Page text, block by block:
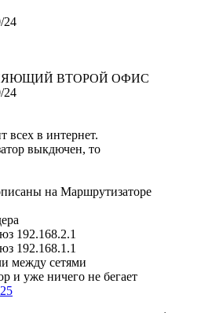
24
ВТОРОЙ ОФИС
24
всех в интернет.
выкдючен, то
на Маршрутизаторе
192.168.2.1
192.168.1.1
между сетями
и уже ничего не бегает